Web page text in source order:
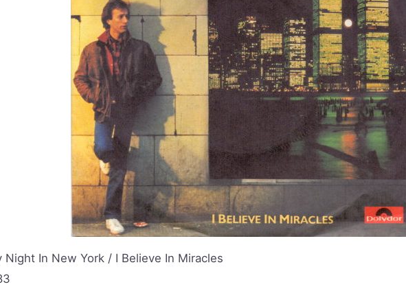
Night In New York / I Believe In Miracles